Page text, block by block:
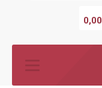
0,00